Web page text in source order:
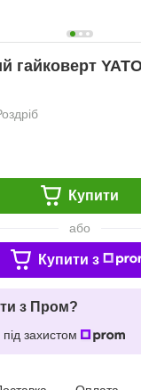
гайковерт
Купити
або
Купити з
з Пром?
захистом